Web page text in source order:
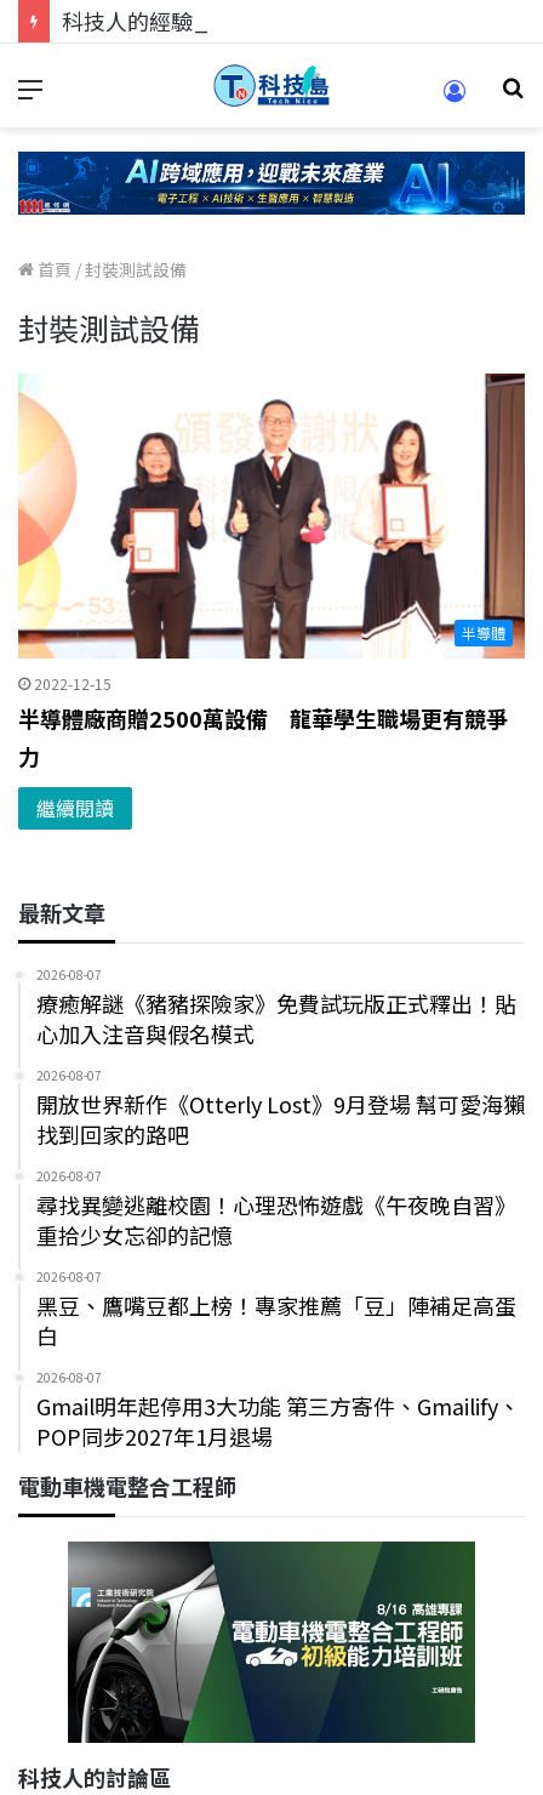
首頁 /封裝測試設備
封裝測試設備
半導體
2022-12-15
半導體廠商贈2500萬設備 龍華學生職場更有競爭
力
繼續閱讀
最新文章
2026-08-07
療癒解謎《豬豬探險家》免費試玩版正式釋出！貼
心加入注音與假名模式
2026-08-07
開放世界新作《Otterly Lost》9月登場 幫可愛海獺
找到回家的路吧
2026-08-07
尋找異變逃離校園！心理恐怖遊戲《午夜晚自習》
重拾少女忘卻的記憶
2026-08-07
黑豆、鷹嘴豆都上榜！專家推薦「豆」陣補足高蛋
白
2026-08-07
Gmail明年起停用3大功能 第三方寄件、Gmailify、
POP同步2027年1月退場
電動車機電整合工程師
科技人的討論區